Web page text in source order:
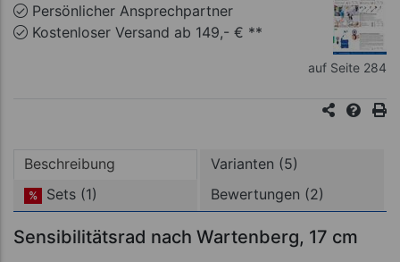
Persönlicher Ansprechpartner
Kostenloser Versand ab 149,- € **
auf Seite 284
Beschreibung Varianten (5)
% Sets (1) Bewertungen (2)
Sensibilitätsrad nach Wartenberg, 17 cm